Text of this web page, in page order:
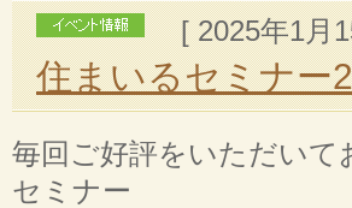
[ 2025年1月
住まいるセミナー
毎回ご好評をいただい
セミナー